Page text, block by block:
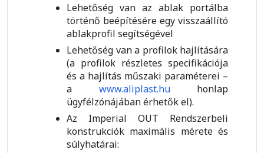
Lehetőség van az ablak portálba
történő beépítésére egy visszaállító
ablakprofil segítségével
Lehetőség van a profilok hajlítására
(a profilok részletes specifikációja
és a hajlítás műszaki paraméterei –
a www.aliplast.huhonlap
ügyfélzónájában érhetők el).
Az Imperial OUT Rendszerbeli
konstrukciók maximális mérete és
súlyhatárai: